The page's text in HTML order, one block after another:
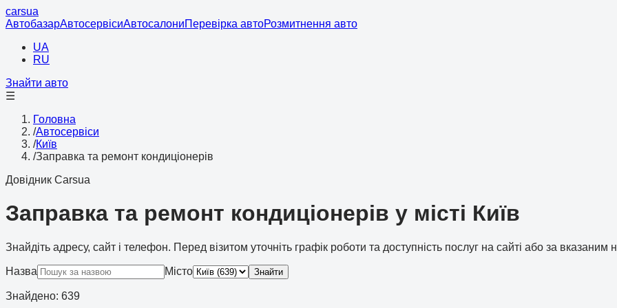
carsua
АвтобазарАвтосервісиАвтосалониПеревірка автоРозмитнення авто
UA
RU
Знайти авто
☰
Головна
/Автосервіси
/Київ
/Заправка та ремонт кондиціонерів
Довідник Carsua
Заправка та ремонт кондиціонерів у місті Київ
Знайдіть адресу, сайт і телефон. Перед візитом уточніть графік роботи та доступність послуг на сайті або за вказаним
Назва Місто Знайти
Знайдено: 639